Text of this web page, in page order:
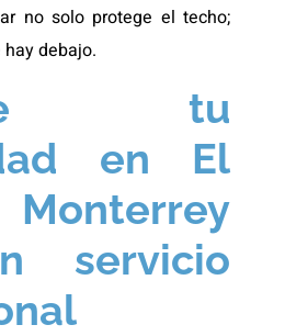
no solo protege el techo;
debajo.
tu
en El
servicio